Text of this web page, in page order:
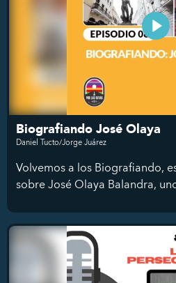
Biografiando José Olaya
Daniel Tucto/Jorge Juárez
Volvemos a los Biografiando,
sobre José Olaya Balandra,